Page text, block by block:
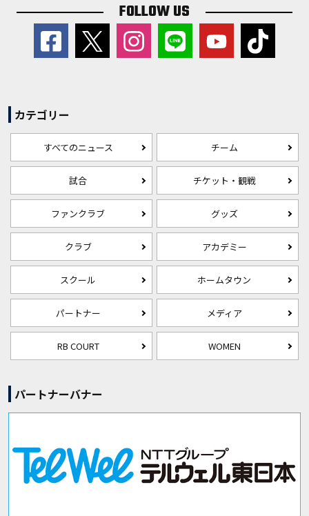
FOLLOW US
カテゴリー
すべてのニュース チーム
試合 チケット・観戦
ファンクラブ グッズ
クラブ アカデミー
スクール ホームタウン
パートナー メディア
RB COURT WOMEN
パートナーバナー